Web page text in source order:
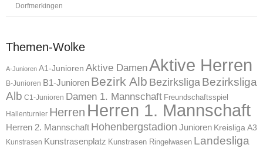
Dorfmerkingen
Themen-Wolke
A-Junioren A1-Junioren Aktive DamenAktive Herren
B-Junioren B1-Junioren Bezirk Alb Bezirksliga Bezirksliga
Alb C1-Junioren Damen 1. Mannschaft Freundschaftsspiel
Hallenturnier Herren Herren 1. Mannschaft
Herren 2. Mannschaft Hohenbergstadion Junioren Kreisliga A3
Kunstrasen Kunstrasenplatz Kunstrasen Ringelwasen Landesliga